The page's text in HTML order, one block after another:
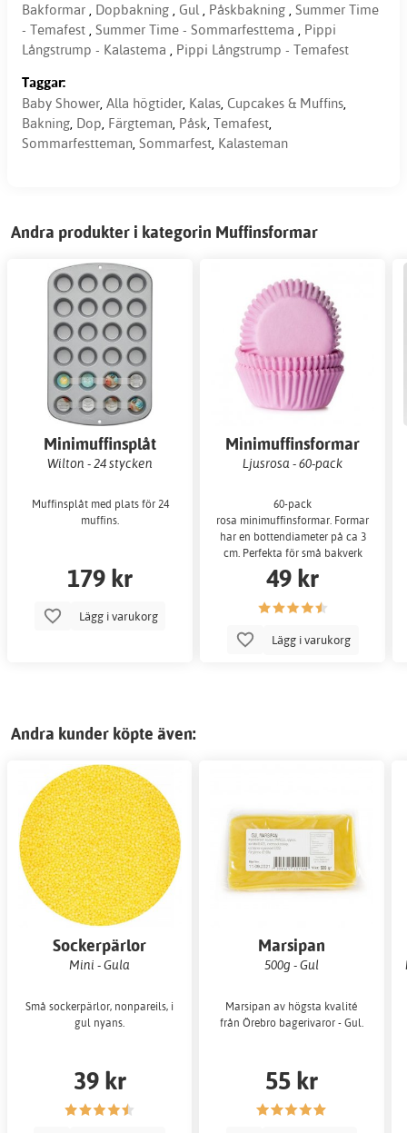
Bakformar , Dopbakning , Gul , Påskbakning , Summer Time
- Temafest , Summer Time - Sommarfesttema , Pippi
Långstrump - Kalastema , Pippi Långstrump - Temafest
Taggar:
Baby Shower, Alla högtider, Kalas, Cupcakes & Muffins,
Bakning, Dop, Färgteman, Påsk, Temafest,
Sommarfestteman, Sommarfest, Kalasteman
Andra produkter i kategorin Muffinsformar
Minimuffinsplåt
Wilton - 24 stycken
Muffinsplåt med plats för 24
muffins.
179 kr
Lägg i varukorg
Minimuffinsformar
Ljusrosa - 60-pack
60-pack
rosa minimuffinsformar. Formarna
har en bottendiameter på ca 3
cm. Perfekta för små bakverk
49 kr
Lägg i varukorg
Andra kunder köpte även:
Sockerpärlor
Mini - Gula
Små sockerpärlor, nonpareils, i
gul nyans.
39 kr
Marsipan
500g - Gul
Marsipan av högsta kvalité
från Örebro bagerivaror - Gul.
55 kr